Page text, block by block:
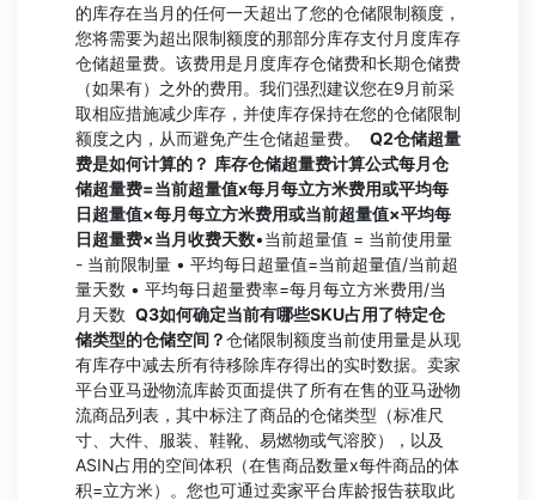
的库存在当月的任何一天超出了您的仓储限制额度，
您将需要为超出限制额度的那部分库存支付月度库存
仓储超量费。该费用是月度库存仓储费和长期仓储费
（如果有）之外的费用。我们强烈建议您在9月前采
取相应措施减少库存，并使库存保持在您的仓储限制
额度之内，从而避免产生仓储超量费。 Q2仓储超量
费是如何计算的？ 库存仓储超量费计算公式每月仓
储超量费=当前超量值x每月每立方米费用或平均每
日超量值×每月每立方米费用或当前超量值×平均每
日超量费×当月收费天数•当前超量值 = 当前使用量
- 当前限制量 • 平均每日超量值=当前超量值/当前超
量天数 • 平均每日超量费率=每月每立方米费用/当
月天数 Q3如何确定当前有哪些SKU占用了特定仓
储类型的仓储空间？仓储限制额度当前使用量是从现
有库存中减去所有待移除库存得出的实时数据。卖家
平台亚马逊物流库龄页面提供了所有在售的亚马逊物
流商品列表，其中标注了商品的仓储类型（标准尺
寸、大件、服装、鞋靴、易燃物或气溶胶），以及
ASIN占用的空间体积（在售商品数量x每件商品的体
积=立方米）。您也可通过卖家平台库龄报告获取此